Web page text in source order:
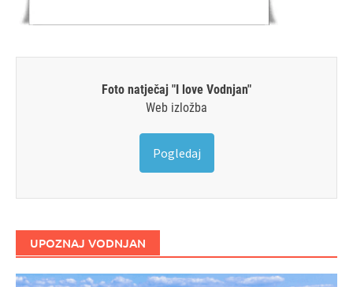
Foto natječaj "I love Vodnjan"
Web izložba
Pogledaj
UPOZNAJ VODNJAN